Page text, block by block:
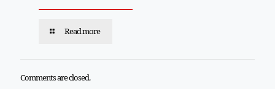
Read more
Comments are closed.